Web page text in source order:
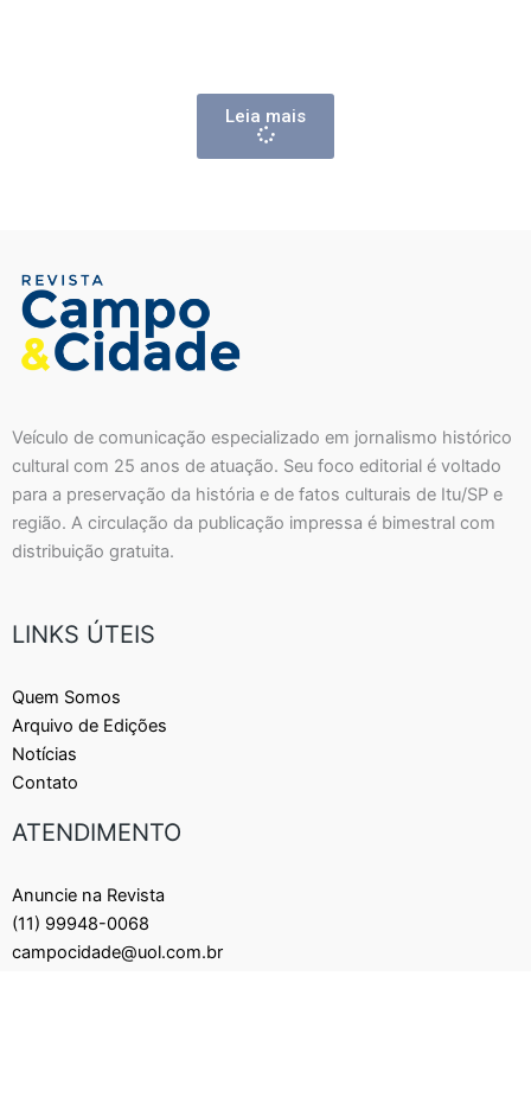
Leia mais
Veículo de comunicação especializado em jornalismo histórico
cultural com 25 anos de atuação. Seu foco editorial é voltado
para a preservação da história e de fatos culturais de Itu/SP e
região. A circulação da publicação impressa é bimestral com
distribuição gratuita.
LINKS ÚTEIS
Quem Somos
Arquivo de Edições
Notícias
Contato
ATENDIMENTO
Anuncie na Revista
(11) 99948-0068
campocidade@uol.com.br